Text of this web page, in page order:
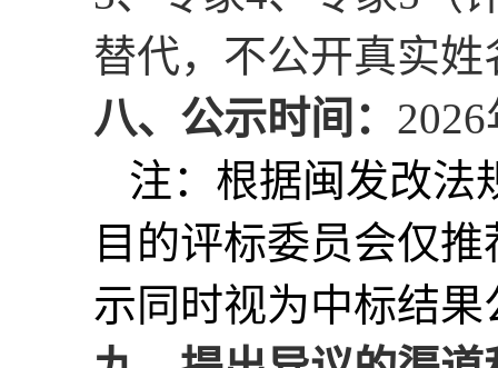
替代，不公开真实姓
八、公示时间：
注：根据闽发改法
目的评标委员会仅
示同时视为中标结